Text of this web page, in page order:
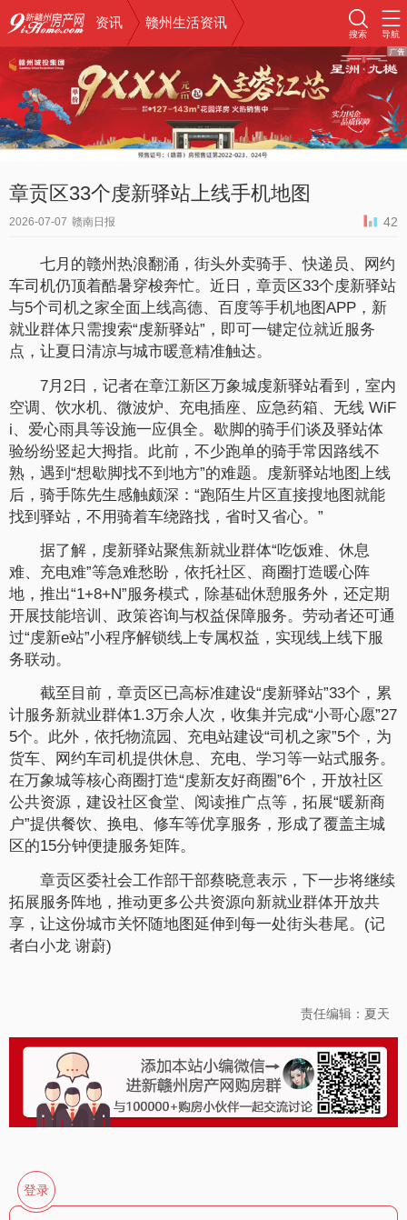
资讯 赣州生活资讯
搜索 导航
章贡区33个虔新驿站上线手机地图
2026-07-07 赣南日报 42
七月的赣州热浪翻涌，街头外卖骑手、快递员、网约
车司机仍顶着酷暑穿梭奔忙。近日，章贡区33个虔新驿站
与5个司机之家全面上线高德、百度等手机地图APP，新
就业群体只需搜索“虔新驿站”，即可一键定位就近服务
点，让夏日清凉与城市暖意精准触达。
7月2日，记者在章江新区万象城虔新驿站看到，室内
空调、饮水机、微波炉、充电插座、应急药箱、无线 WiF
i、爱心雨具等设施一应俱全。歇脚的骑手们谈及驿站体
验纷纷竖起大拇指。此前，不少跑单的骑手常因路线不
熟，遇到“想歇脚找不到地方”的难题。虔新驿站地图上线
后，骑手陈先生感触颇深：“跑陌生片区直接搜地图就能
找到驿站，不用骑着车绕路找，省时又省心。”
据了解，虔新驿站聚焦新就业群体“吃饭难、休息
难、充电难”等急难愁盼，依托社区、商圈打造暖心阵
地，推出“1+8+N”服务模式，除基础休憩服务外，还定期
开展技能培训、政策咨询与权益保障服务。劳动者还可通
过“虔新e站”小程序解锁线上专属权益，实现线上线下服
务联动。
截至目前，章贡区已高标准建设“虔新驿站”33个，累
计服务新就业群体1.3万余人次，收集并完成“小哥心愿”27
5个。此外，依托物流园、充电站建设“司机之家”5个，为
货车、网约车司机提供休息、充电、学习等一站式服务。
在万象城等核心商圈打造“虔新友好商圈”6个，开放社区
公共资源，建设社区食堂、阅读推广点等，拓展“暖新商
户”提供餐饮、换电、修车等优享服务，形成了覆盖主城
区的15分钟便捷服务矩阵。
章贡区委社会工作部干部蔡晓意表示，下一步将继续
拓展服务阵地，推动更多公共资源向新就业群体开放共
享，让这份城市关怀随地图延伸到每一处街头巷尾。(记
者白小龙 谢蔚)
责任编辑：夏天